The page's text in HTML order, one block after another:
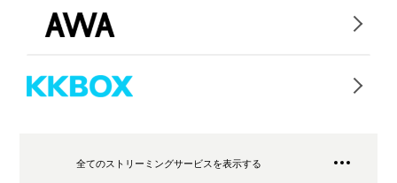
全てのストリーミングサービスを表示する